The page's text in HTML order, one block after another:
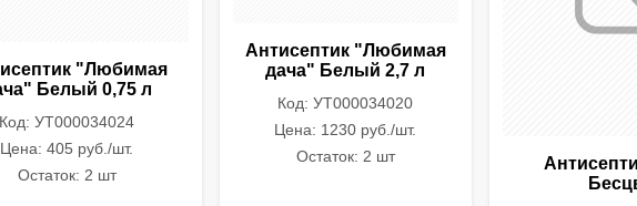
"Любимая
Белый 0,75 л
Код: УТ000034024
Цена: 405 руб./шт.
Остаток: 2 шт
Антисептик "Любимая
дача" Белый 2,7 л
Код: УТ000034020
Цена: 1230 руб./шт.
Остаток: 2 шт